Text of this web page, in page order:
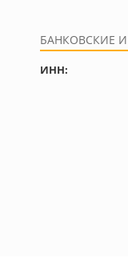
БАНКОВСКИЕ
ИНН: